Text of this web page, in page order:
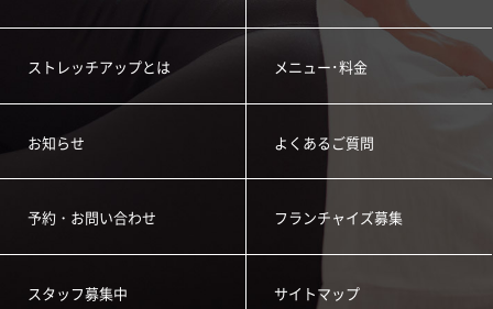
ストレッチアップとは メニュー･料金
お知らせ よくあるご質問
予約・お問い合わせ フランチャイズ募集
スタッフ募集中 サイトマップ